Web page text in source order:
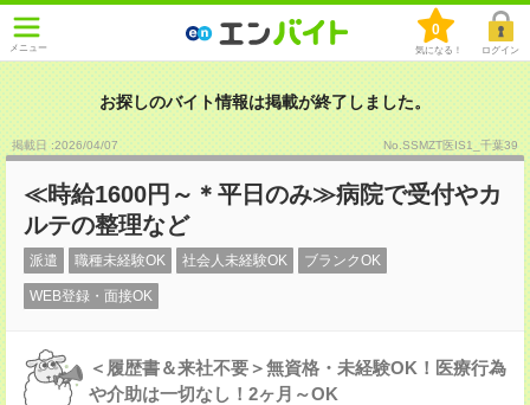
メニュー
0
気になる！ ログイン
お探しのバイト情報は掲載が終了しました。
掲載日 :2026/04/07 No.SSMZT医IS1_千葉39
≪時給1600円～＊平日のみ≫病院で受付やカ
ルテの整理など
派遣 職種未経験OK 社会人未経験OK ブランクOK
WEB登録・面接OK
＜履歴書＆来社不要＞無資格・未経験OK！医療行為
や介助は一切なし！2ヶ月～OK